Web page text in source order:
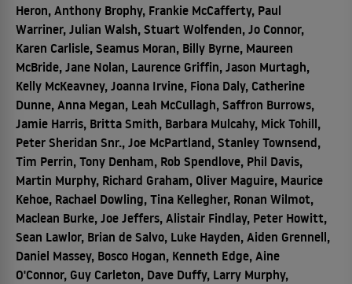
Heron, Anthony Brophy, Frankie McCafferty, Paul
Warriner, Julian Walsh, Stuart Wolfenden, Jo Connor,
Karen Carlisle, Seamus Moran, Billy Byrne, Maureen
McBride, Jane Nolan, Laurence Griffin, Jason Murtagh,
Kelly McKeavney, Joanna Irvine, Fiona Daly, Catherine
Dunne, Anna Megan, Leah McCullagh, Saffron Burrows,
Jamie Harris, Britta Smith, Barbara Mulcahy, Mick Tohill,
Peter Sheridan Snr., Joe McPartland, Stanley Townsend,
Tim Perrin, Tony Denham, Rob Spendlove, Phil Davis,
Martin Murphy, Richard Graham, Oliver Maguire, Maurice
Kehoe, Rachael Dowling, Tina Kellegher, Ronan Wilmot,
Maclean Burke, Joe Jeffers, Alistair Findlay, Peter Howitt,
Sean Lawlor, Brian de Salvo, Luke Hayden, Aiden Grennell,
Daniel Massey, Bosco Hogan, Kenneth Edge, Aine
O'Connor, Guy Carleton, Dave Duffy, Larry Murphy,